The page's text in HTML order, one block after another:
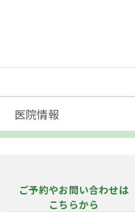
医院情報
ご予約やお問い合わせは
こちらから